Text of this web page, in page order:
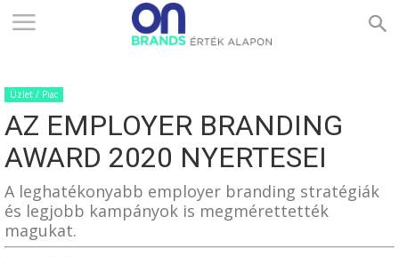
ONBRANDS
–
ALAPON
Üzlet / Piac
AZ EMPLOYER BRANDING
AWARD 2020 NYERTESEI
A leghatékonyabb employer branding stratégiák
és legjobb kampányok is megmérettették
magukat.